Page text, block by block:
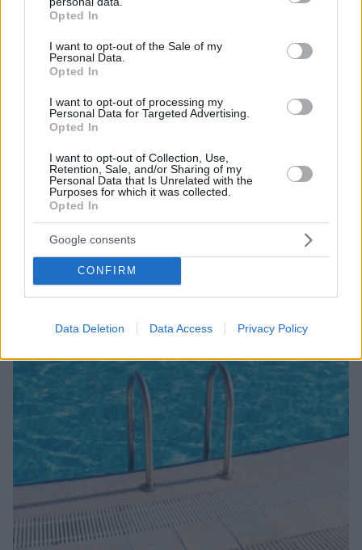
grant or deny consent to Google and its third-party tags to
use your data for below specified purposes in below Google
consent section.
Opted In
I want to opt-out of the Sale of my
Personal Data.
Opted In
I want to opt-out of processing my
Personal Data for Targeted Advertising.
Opted In
I want to opt-out of Collection, Use,
Retention, Sale, and/or Sharing of my
Personal Data that Is Unrelated with the
Purposes for which it was collected.
Opted In
Google consents
CONFIRM
Data Deletion Data Access Privacy Policy
Ευρωπαϊκό Πρωτάθλημα Στίβου: Στον τελικό του
10.08.2026, 14:09